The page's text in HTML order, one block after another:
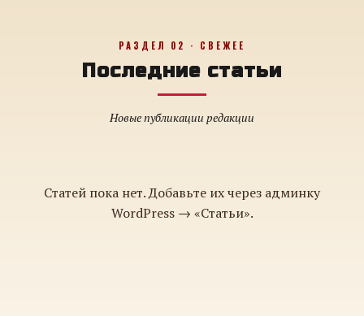
РАЗДЕЛ 02 · СВЕЖЕЕ
Последние статьи
Новые публикации редакции
Статей пока нет. Добавьте их через админку
WordPress → «Статьи».